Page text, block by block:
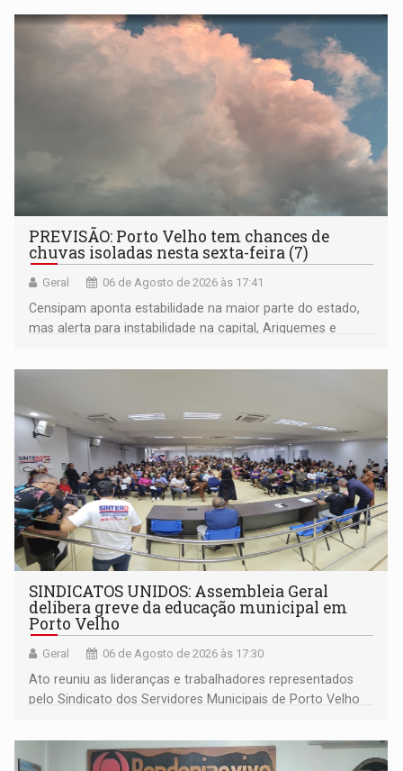
negras
PREVISÃO: Porto Velho tem chances de
chuvas isoladas nesta sexta-feira (7)
Geral 06 de Agosto de 2026 às 17:41
Censipam aponta estabilidade na maior parte do estado,
mas alerta para instabilidade na capital, Ariquemes e
SINDICATOS UNIDOS: Assembleia Geral
delibera greve da educação municipal em
Porto Velho
Geral 06 de Agosto de 2026 às 17:30
Ato reuniu as lideranças e trabalhadores representados
pelo Sindicato dos Servidores Municipais de Porto Velho